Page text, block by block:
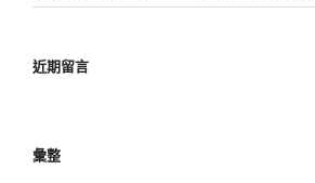
近期留言
彙整